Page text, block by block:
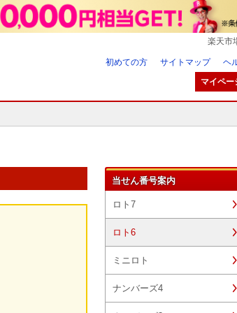
楽天市
初めての方 サイトマップ ヘ
マイペー
当せん番号案内
ロト7
ロト6
ミニロト
ナンバーズ4